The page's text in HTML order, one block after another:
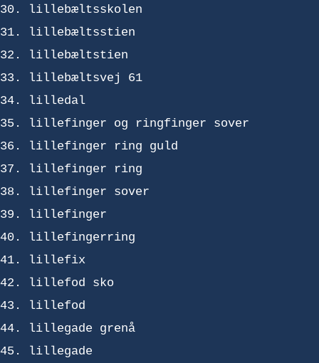
lillebæltsskolen
lillebæltsstien
lillebæltstien
lillebæltsvej 61
lilledal
lillefinger og ringfinger sover
lillefinger ring guld
lillefinger ring
lillefinger sover
lillefinger
lillefingerring
lillefix
lillefod sko
lillefod
lillegade grenå
lillegade